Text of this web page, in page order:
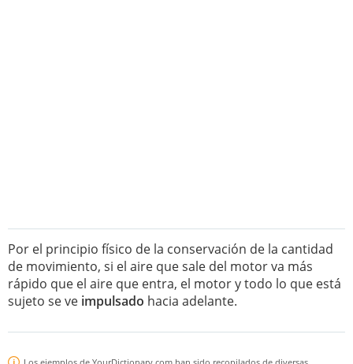
Por el principio físico de la conservación de la cantidad
de movimiento, si el aire que sale del motor va más
rápido que el aire que entra, el motor y todo lo que está
sujeto se ve impulsado hacia adelante.